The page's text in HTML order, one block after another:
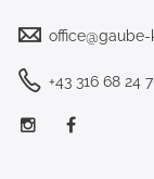
+43 316 68 24